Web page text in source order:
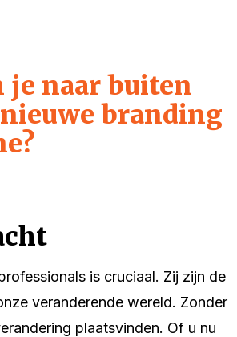
je naar buiten
branding
is cruciaal. Zij zijn de
veranderende wereld. Zonder
plaatsvinden. Of u nu